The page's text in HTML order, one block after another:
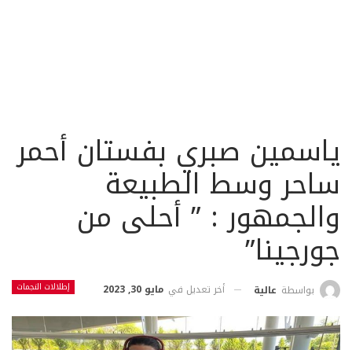
ياسمين صبري بفستان أحمر
ساحر وسط الطبيعة
والجمهور : ” أحلى من
جورجينا”
إطلالات النجمات بواسطة عالية أخر تعديل في مايو 30, 2023